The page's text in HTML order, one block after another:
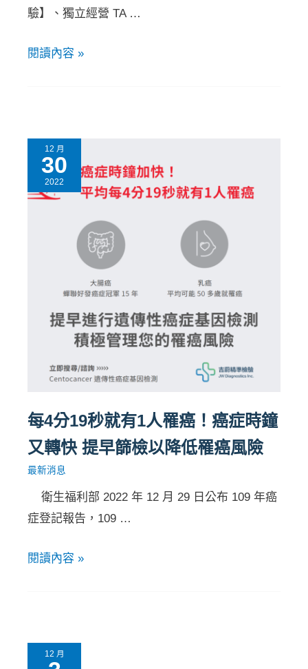
驗】、獨立經營 TA …
閱讀內容 »
12 月
30
2022
每4分19秒就有1人罹癌！癌症時鐘
又轉快 提早篩檢以降低罹癌風險
最新消息
衛生福利部 2022 年 12 月 29 日公布 109 年癌
症登記報告，109 …
閱讀內容 »
12 月